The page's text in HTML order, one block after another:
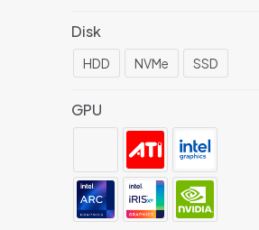
Disk
HDD NVMe SSD
GPU